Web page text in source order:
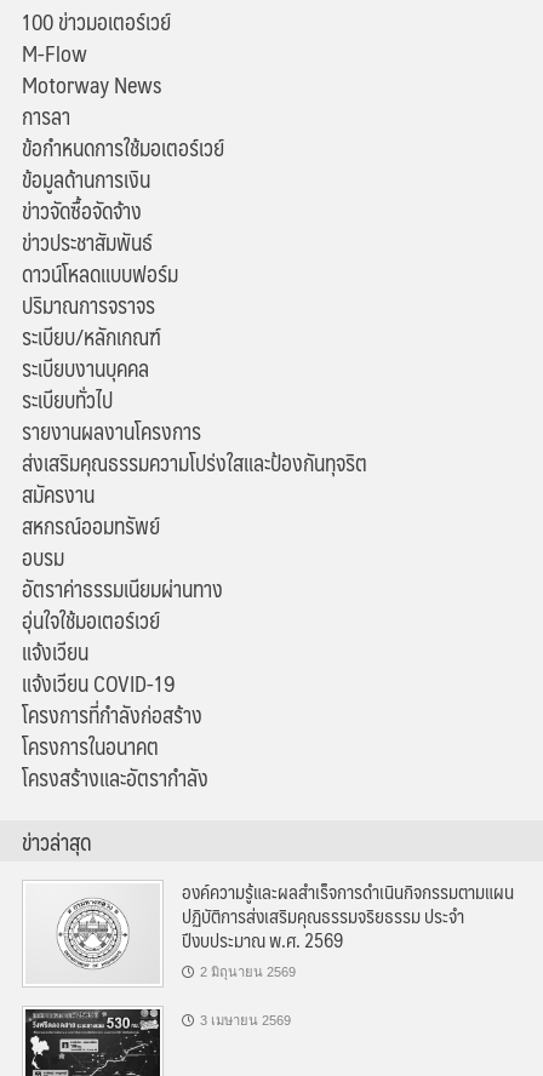
100 ข่าวมอเตอร์เวย์
M-Flow
Motorway News
การลา
ข้อกำหนดการใช้มอเตอร์เวย์
ข้อมูลด้านการเงิน
ข่าวจัดซื้อจัดจ้าง
ข่าวประชาสัมพันธ์
ดาวน์โหลดแบบฟอร์ม
ปริมาณการจราจร
ระเบียบ/หลักเกณฑ์
ระเบียบงานบุคคล
ระเบียบทั่วไป
รายงานผลงานโครงการ
ส่งเสริมคุณธรรมความโปร่งใสและป้องกันทุจริต
สมัครงาน
สหกรณ์ออมทรัพย์
อบรม
อัตราค่าธรรมเนียมผ่านทาง
อุ่นใจใช้มอเตอร์เวย์
แจ้งเวียน
แจ้งเวียน COVID-19
โครงการที่กำลังก่อสร้าง
โครงการในอนาคต
โครงสร้างและอัตรากำลัง
ข่าวล่าสุด
องค์ความรู้และผลสำเร็จการดำเนินกิจกรรมตามแผน
ปฏิบัติการส่งเสริมคุณธรรมจริยธรรม ประจำ
ปีงบประมาณ พ.ศ. 2569
2 มิถุนายน 2569
3 เมษายน 2569